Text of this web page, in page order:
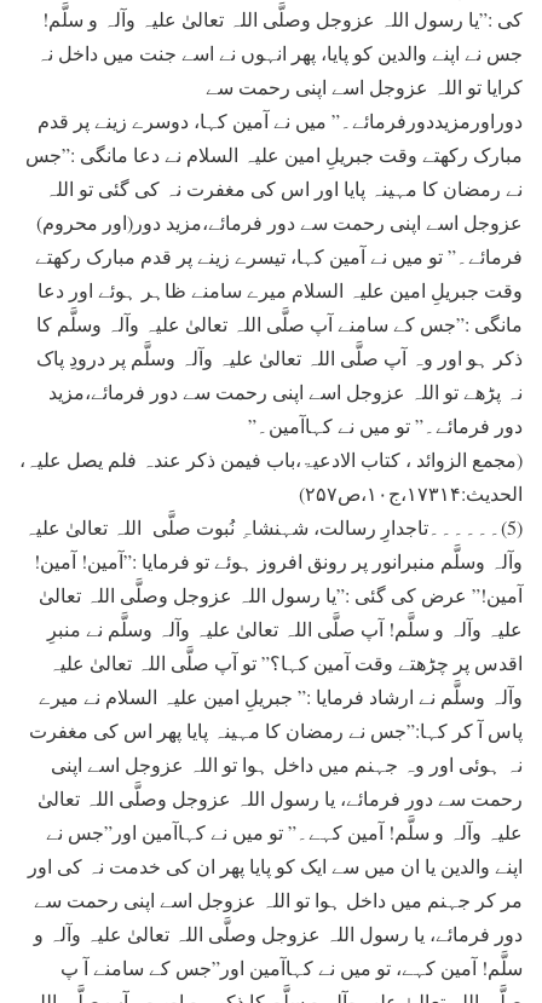
کی :”یا رسول اللہ عزوجل وصلَّی اللہ تعالیٰ علیہ وآلہ و سلَّم!
جس نے اپنے والدین کو پایا، پھر انہوں نے اسے جنت میں داخل نہ
کرایا تو اللہ عزوجل اسے اپنی رحمت سے
دوراورمزيددورفرمائے۔” میں نے آمین کہا، دوسرے زینے پر قدم
مبارک رکھتے وقت جبریلِ امین علیہ السلام نے دعا مانگی :”جس
نے رمضان کا مہینہ پایا اور اس کی مغفرت نہ کی گئی تو اللہ
عزوجل اسے اپنی رحمت سے دور فرمائے،مزيد دور(اور محروم)
فرمائے۔” تو میں نے آمین کہا، تیسرے زینے پر قدم مبارک رکھتے
وقت جبریلِ امین علیہ السلام میرے سامنے ظاہر ہوئے اور دعا
مانگی :”جس کے سامنے آپ صلَّی اللہ تعالیٰ علیہ وآلہ وسلَّم کا
ذکر ہو اور وہ آپ صلَّی اللہ تعالیٰ علیہ وآلہ وسلَّم پر درودِ پاک
نہ پڑھے تو اللہ عزوجل اسے اپنی رحمت سے دور فرمائے،مزيد
دور فرمائے۔” تو میں نے کہاآمین۔”
(مجمع الزوائد ، کتاب الادعیۃ،باب فیمن ذکر عندہ فلم یصل علیہ،
الحدیث:۱۷۳۱۴،ج۱۰،ص۲۵۷)
(5)۔۔۔۔۔۔تاجدارِ رسالت، شہنشاہِ نُبوت صلَّی اللہ تعالیٰ علیہ
وآلہ وسلَّم منبرانور پر رونق افروز ہوئے تو فرمایا :”آمین! آمین!
آمین!” عرض کی گئی :”یا رسول اللہ عزوجل وصلَّی اللہ تعالیٰ
علیہ وآلہ و سلَّم! آپ صلَّی اللہ تعالیٰ علیہ وآلہ وسلَّم نے منبرِ
اقدس پر چڑھتے وقت آمین کہا؟” تو آپ صلَّی اللہ تعالیٰ علیہ
وآلہ وسلَّم نے ارشاد فرمایا :” جبریلِ امین علیہ السلام نے میرے
پاس آ کر کہا:”جس نے رمضان کا مہینہ پایا پھر اس کی مغفرت
نہ ہوئی اور وہ جہنم میں داخل ہوا تو اللہ عزوجل اسے اپنی
رحمت سے دور فرمائے، یا رسول اللہ عزوجل وصلَّی اللہ تعالیٰ
علیہ وآلہ و سلَّم! آمین کہے۔” تو میں نے کہاآمین اور”جس نے
اپنے والدین یا ان میں سے ایک کو پایا پھر ان کی خدمت نہ کی اور
مر کر جہنم میں داخل ہوا تو اللہ عزوجل اسے اپنی رحمت سے
دور فرمائے، یا رسول اللہ عزوجل وصلَّی اللہ تعالیٰ علیہ وآلہ و
سلَّم! آمین کہے، تو میں نے کہاآمین اور”جس کے سامنے آ پ